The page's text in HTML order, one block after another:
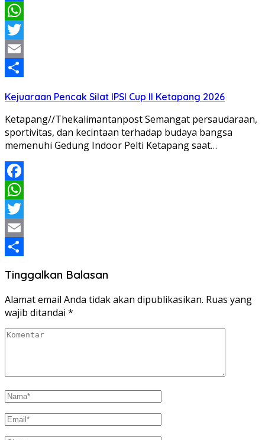
Facebook
WhatsApp
Twitter
Email
Kejuaraan Pencak Silat IPSI Cup II Ketapang 2026
Ketapang//Thekalimantanpost Semangat persaudaraan,
sportivitas, dan kecintaan terhadap budaya bangsa
memenuhi Gedung Indoor Pelti Ketapang saat…
Facebook
WhatsApp
Twitter
Email
Tinggalkan Balasan
Alamat email Anda tidak akan dipublikasikan. Ruas yang
wajib ditandai *